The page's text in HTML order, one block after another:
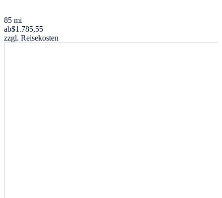
85 mi
ab$1.785,55
zzgl. Reisekosten